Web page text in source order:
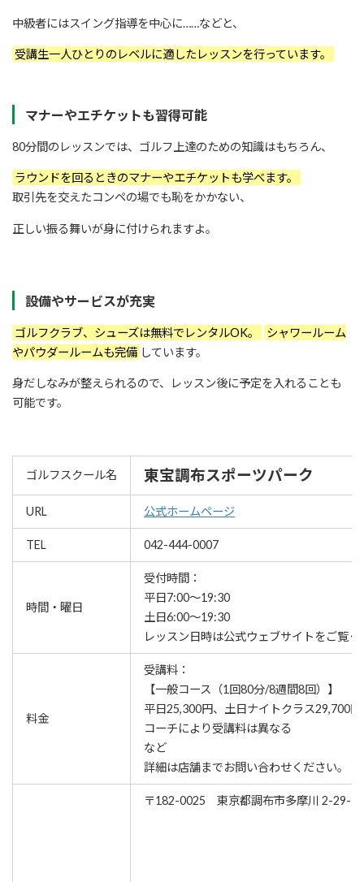
中級者にはスイング指導を中心に……などと、
受講生一人ひとりのレベルに適したレッスンを行っています。
マナーやエチケットも習得可能
80分間のレッスンでは、ゴルフ上達のための知識はもちろん、
ラウンドを回るときのマナーやエチケットも学べます。
取引先を交えたコンペの場でも恥をかかない、
正しい振る舞いが身に付けられますよ。
設備やサービスが充実
ゴルフクラブ、シューズは無料でレンタルOK。
シャワールーム
やパウダールームも完備 しています。
身だしなみが整えられるので、レッスン後に予定を入れることも
可能です。
ゴルフスクール名 東宝調布スポーツパーク
URL 公式ホームページ
TEL 042-444-0007
時間・曜日
受付時間：
平日7:00～19:30
土日6:00～19:30
レッスン⽇時は公式ウェブサイトをご覧く
料金
受講料：
【一般コース（1回80分/8週間8回）】
平日25,300円、土日ナイトクラス29,700円
コーチにより受講料は異なる
など
詳細は店舗までお問い合わせください。
〒182-0025 東京都調布市多摩川 2-29-1